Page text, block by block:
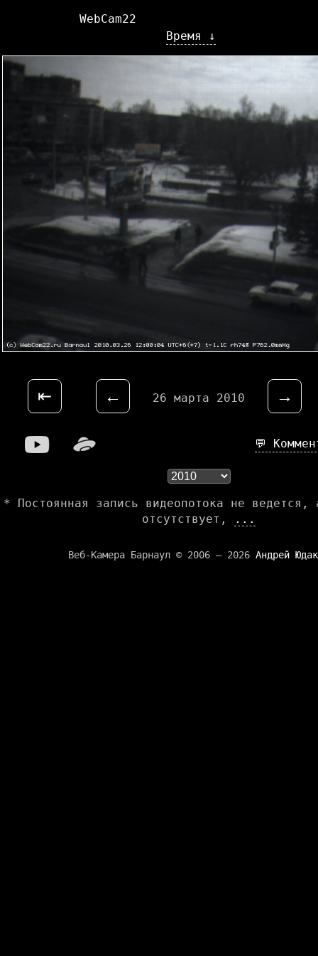
Время ↓
WebCam22
⇤ ← 26 марта 2010 →
💬
* Постоянная запись видеопотока не ведется,
отсутствует,
...
Веб-Камера Барнаул © 2006 — 2026 Андрей